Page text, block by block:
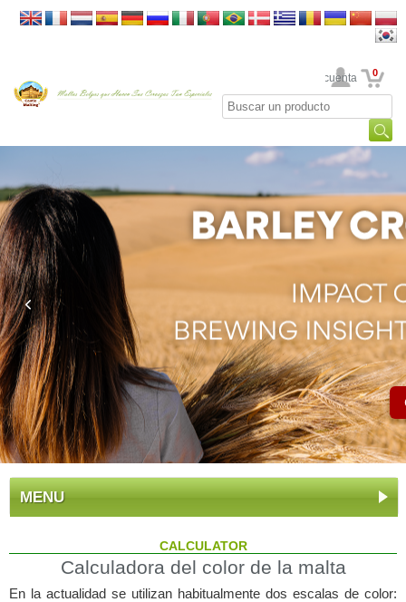
Su cuenta 0
MENU
CALCULATOR
Calculadora del color de la malta
En la actualidad se utilizan habitualmente dos escalas de color: